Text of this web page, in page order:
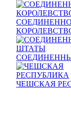
ЧЕШСКАЯ